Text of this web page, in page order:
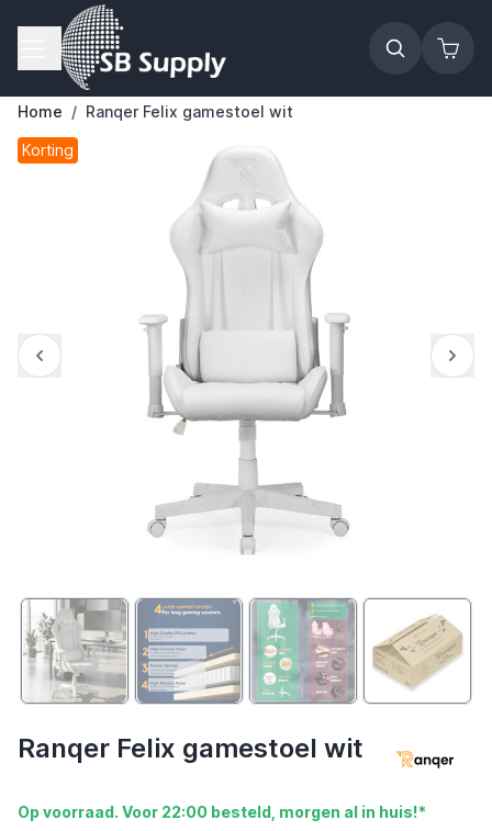
Ga naar de inhoud
Home / Ranqer Felix gamestoel wit
Korting
Ranqer Felix gamestoel wit
Op voorraad. Voor 22:00 besteld, morgen al in huis!*